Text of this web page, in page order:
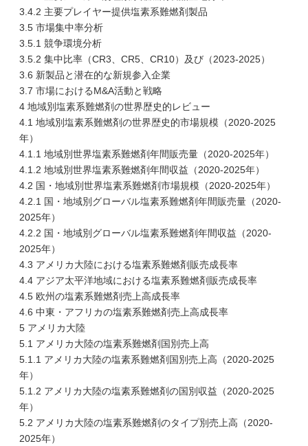
3.4.2 主要プレイヤー提供塩素系難燃剤製品
3.5 市場集中率分析
3.5.1 競争環境分析
3.5.2 集中比率（CR3、CR5、CR10）及び（2023-2025）
3.6 新製品と潜在的な新規参入企業
3.7 市場におけるM&A活動と戦略
4 地域別塩素系難燃剤の世界歴史的レビュー
4.1 地域別塩素系難燃剤の世界歴史的市場規模（2020-2025
年）
4.1.1 地域別世界塩素系難燃剤年間販売量（2020-2025年）
4.1.2 地域別世界塩素系難燃剤年間収益（2020-2025年）
4.2 国・地域別世界塩素系難燃剤市場規模（2020-2025年）
4.2.1 国・地域別グローバル塩素系難燃剤年間販売量（2020-
2025年）
4.2.2 国・地域別グローバル塩素系難燃剤年間収益（2020-
2025年）
4.3 アメリカ大陸における塩素系難燃剤販売成長率
4.4 アジア太平洋地域における塩素系難燃剤販売成長率
4.5 欧州の塩素系難燃剤売上高成長率
4.6 中東・アフリカの塩素系難燃剤売上高成長率
5 アメリカ大陸
5.1 アメリカ大陸の塩素系難燃剤国別売上高
5.1.1 アメリカ大陸の塩素系難燃剤国別売上高（2020-2025
年）
5.1.2 アメリカ大陸の塩素系難燃剤の国別収益（2020-2025
年）
5.2 アメリカ大陸の塩素系難燃剤のタイプ別売上高（2020-
2025年）